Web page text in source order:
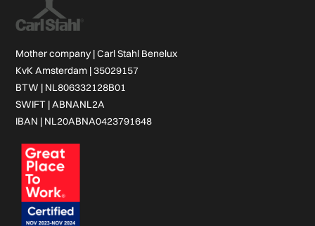
Mother company |Carl Stahl Benelux
KvK Amsterdam | 35029157
BTW | NL806332128B01
SWIFT | ABNANL2A
IBAN | NL20ABNA0423791648